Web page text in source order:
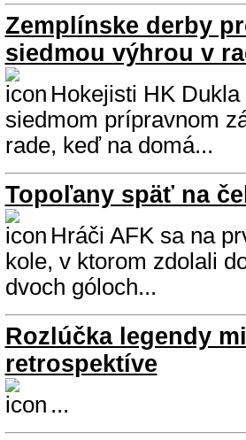
Zemplínske derby
siedmou výhrou v
Hokejisti HK
siedmom prípravnom
rade, keď na domá...
Topoľany späť na
Hráči AFK sa na
kole, v ktorom zdolali
dvoch góloch...
Rozlúčka legendy
retrospektíve
...